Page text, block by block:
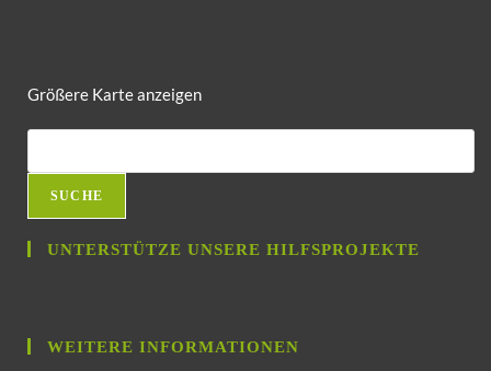
Größere Karte anzeigen
SUCHE
UNTERSTÜTZE UNSERE HILFSPROJEKTE
WEITERE INFORMATIONEN